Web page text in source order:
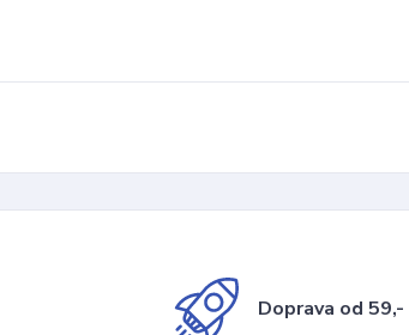
Doprava od 59,-